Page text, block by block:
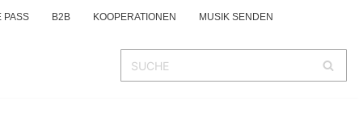
PASS B2B KOOPERATIONEN MUSIK SENDEN